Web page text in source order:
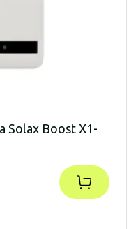
Solax Boost X1-